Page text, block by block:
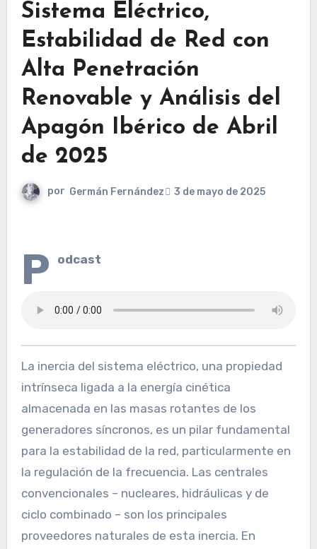
Sistema Eléctrico,
Estabilidad de Red con
Alta Penetración
Renovable y Análisis del
Apagón Ibérico de Abril
de 2025
por Germán Fernández 3 de mayo de 2025
P odcast
La inercia del sistema eléctrico, una propiedad
intrínseca ligada a la energía cinética
almacenada en las masas rotantes de los
generadores síncronos, es un pilar fundamental
para la estabilidad de la red, particularmente en
la regulación de la frecuencia. Las centrales
convencionales – nucleares, hidráulicas y de
ciclo combinado – son los principales
proveedores naturales de esta inercia. En